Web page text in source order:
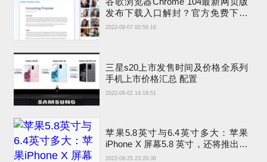
发布下载入口解封？官方免费下载
包地址
2022-09-07 00:56:16
三星s20上市发售时间及价格全系列
手机上市价格汇总 配置
2022-09-02 14:19:51
苹果5.8英寸与6.4英寸多大：苹果
iPhone X 屏幕5.8 英寸，还将推出哪
些6.4 英寸新手机
2022-08-25 23:20:38